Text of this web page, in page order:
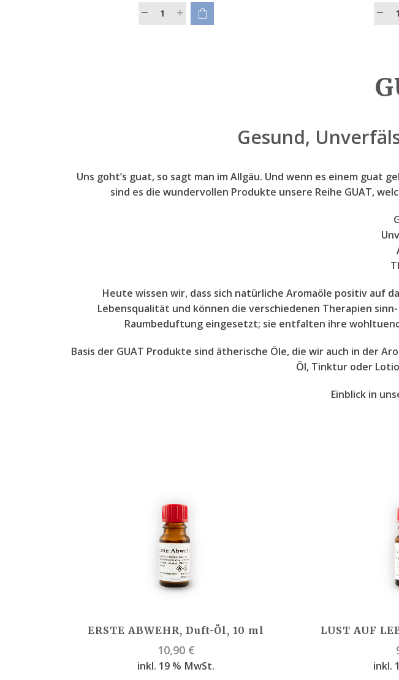
Gesund, U
Uns goht’s guat, so sagt man im Allgäu. Und wenn es einem guat
sind es die wundervollen Produkte unsere Reihe GUAT,
U
T
Heute wissen wir, dass sich natürliche Aromaöle positiv auf
Lebensqualität und können die verschiedenen Therapien
Raumbeduftung eingesetzt; sie entfalten ihre
Basis der GUAT Produkte sind ätherische Öle, die wir auch in der
Öl, Tinktur oder
Einblick in
ERSTE ABWEHR, Duft-Öl, 10 ml
10,90 €
inkl. 19 % MwSt.
LUST AUF
inkl.